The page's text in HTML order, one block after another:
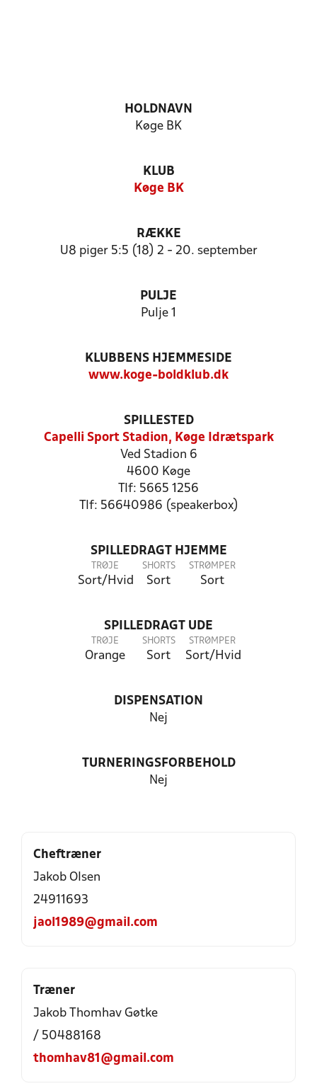
HOLDNAVN
Køge BK
KLUB
Køge BK
RÆKKE
U8 piger 5:5 (18) 2 - 20. september
PULJE
Pulje 1
KLUBBENS HJEMMESIDE
www.koge-boldklub.dk
SPILLESTED
Capelli Sport Stadion, Køge Idrætspark
Ved Stadion 6
4600 Køge
Tlf: 5665 1256
Tlf: 56640986 (speakerbox)
SPILLEDRAGT HJEMME
TRØJE
Sort/Hvid
SHORTS
Sort
STRØMPER
Sort
SPILLEDRAGT UDE
TRØJE
Orange
SHORTS
Sort
STRØMPER
Sort/Hvid
DISPENSATION
Nej
TURNERINGSFORBEHOLD
Nej
Cheftræner
Jakob Olsen
24911693
jaol1989@gmail.com
Træner
Jakob Thomhav Gøtke
/ 50488168
thomhav81@gmail.com